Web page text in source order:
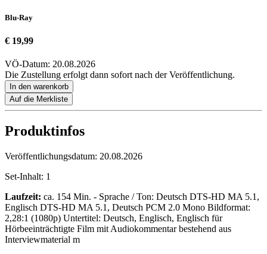
Blu-Ray
€ 19,99
VÖ-Datum: 20.08.2026
Die Zustellung erfolgt dann sofort nach der Veröffentlichung.
In den warenkorb
Auf die Merkliste
Produktinfos
Veröffentlichungsdatum: 20.08.2026
Set-Inhalt: 1
Laufzeit: ca. 154 Min. - Sprache / Ton: Deutsch DTS-HD MA 5.1,
Englisch DTS-HD MA 5.1, Deutsch PCM 2.0 Mono Bildformat:
2,28:1 (1080p) Untertitel: Deutsch, Englisch, Englisch für
Hörbeeinträchtigte Film mit Audiokommentar bestehend aus
Interviewmaterial m